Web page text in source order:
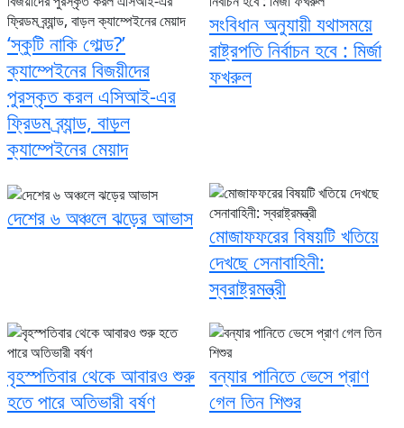
‘স্কুটি নাকি গোল্ড?’
ক্যাম্পেইনের বিজয়ীদের
পুরস্কৃত করল এসিআই-এর
ফ্রিডম ব্র্যান্ড, বাড়ল
ক্যাম্পেইনের মেয়াদ
সংবিধান অনুযায়ী যথাসময়ে
রাষ্ট্রপতি নির্বাচন হবে : মির্জা
ফখরুল
দেশের ৬ অঞ্চলে ঝড়ের আভাস
মোজাফফরের বিষয়টি খতিয়ে
দেখছে সেনাবাহিনী:
স্বরাষ্ট্রমন্ত্রী
বৃহস্পতিবার থেকে আবারও শুরু
হতে পারে অতিভারী বর্ষণ
বন্যার পানিতে ভেসে প্রাণ
গেল তিন শিশুর